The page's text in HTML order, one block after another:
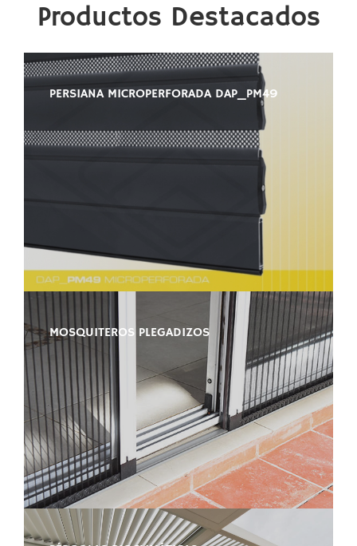
Productos Destacados
PERSIANA MICROPERFORADA DAP_PM49
MOSQUITEROS PLEGADIZOS